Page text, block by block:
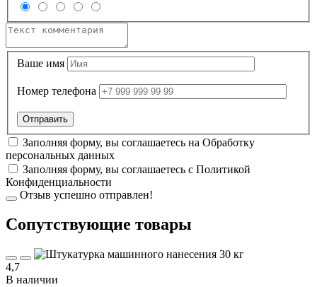
Ваше имя
Номер телефона
Заполняя форму, вы соглашаетесь на Обработку
персональных данных
Заполняя форму, вы соглашаетесь с Политикой
Конфиденциальности
Отзыв успешно отправлен!
Cопутствующие товары
4,7
В наличии